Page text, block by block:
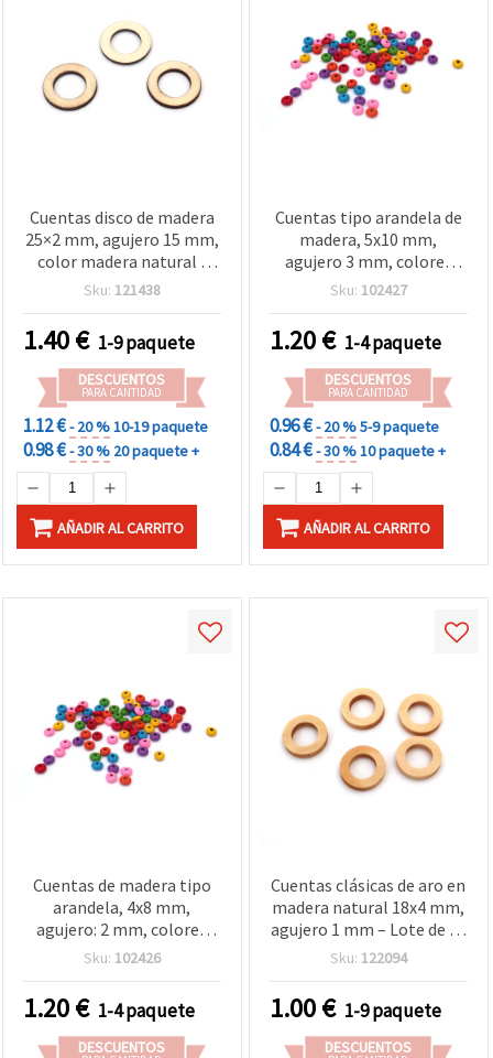
Cuentas disco de madera
25×2 mm, agujero 15 mm,
color madera natural -
Pack 10 uds
Sku: 121438
1.40€ 1-9 paquete
DESCUENTOS
PARA CANTIDAD
1.12 €- 20 %10-19 paquete
0.98 €- 30 % 20 paquete +
AÑADIR AL CARRITO
Cuentas tipo arandela de
madera, 5x10 mm,
agujero 3 mm, colores
mixtos, ~270 uds (~35 g)
Sku: 102427
1.20€ 1-4 paquete
DESCUENTOS
PARA CANTIDAD
0.96 €- 20 %5-9 paquete
0.84 €- 30 %10 paquete +
AÑADIR AL CARRITO
Cuentas de madera tipo
arandela, 4x8 mm,
agujero: 2 mm, colores
surtidos, ~450 uds (~35 g)
bisutería
Sku: 102426
1.20€ 1-4 paquete
DESCUENTOS
Cuentas clásicas de aro en
madera natural 18x4 mm,
agujero 1 mm – Lote de 10
piezas versátiles para
creativas DIY
Sku: 122094
1.00€ 1-9 paquete
DESCUENTOS